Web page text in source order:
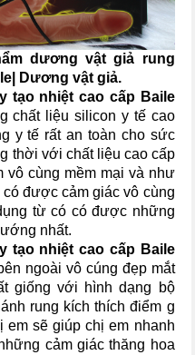
dương vật giả rung
Dương vật giả.
tạo nhiệt cao cấp Baile
chất liệu silicon y tế cao
y tế rất an toàn cho sức
thời với chất liệu cao cấp
vô cùng mềm mại và như
được cảm giác vô cùng
từ có có được những
nhất.
tạo nhiệt cao cấp Baile
ngoài vô cúng đẹp mắt
giống với hình dạng bộ
rung kích thích điểm g
em sẽ giúp chị em nhanh
cảm giác thăng hoa